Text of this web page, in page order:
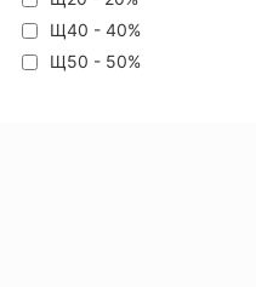
Щ40 - 40%
Щ50 - 50%